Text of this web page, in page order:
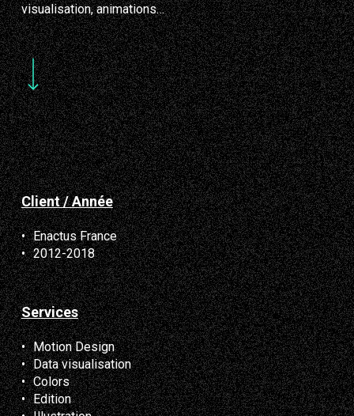
visualisation, animations…
Navigate to the next section
Client / Année
Enactus France
2012-2018
Services
Motion Design
Data visualisation
Colors
Edition